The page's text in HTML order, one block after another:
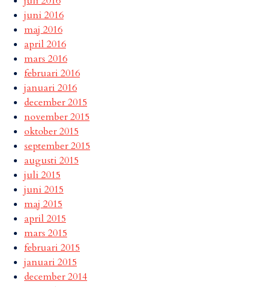
juni 2016
maj 2016
april 2016
mars 2016
februari 2016
januari 2016
december 2015
november 2015
oktober 2015
september 2015
augusti 2015
juli 2015
juni 2015
maj 2015
april 2015
mars 2015
februari 2015
januari 2015
december 2014